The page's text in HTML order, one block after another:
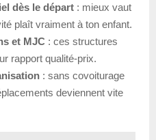
dès le départ : mieux vaut
plaît vraiment à ton enfant.
et MJC : ces structures
rapport qualité-prix.
: sans covoiturage
deviennent vite